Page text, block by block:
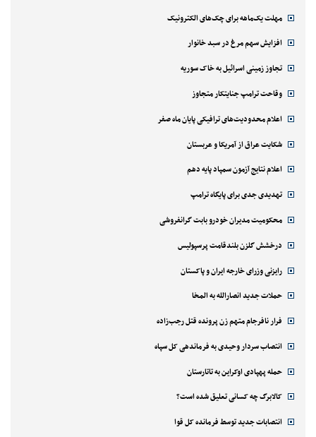
مهلت یک‌ماهه برای چک‌های الکترونیک
افزایش سهم مرغ در سبد خانوار
تجاوز زمینی اسرائیل به خاک سوریه
وقاحت ترامپ جنایتکار متجاوز
اعلام محدودیت‌های ترافیکی پایان ماه صفر
شکایت عراق از آمریکا و عربستان
اعلام نتایج آزمون سمپاد پایه دهم
تهدیدی جدی برای پایگاه ترامپ
محکومیت مدیران خودرو بابت گرانفروشی
درخشش گلزن بلندقامت پرسپولیس
رایزنی وزرای خارجه ایران و پاکستان
حملات جدید انصارالله به المخا
فرار نافرجام متهم زن پرونده قتل رجب‌زاده
انتصاب سردار وحیدی به فرماندهی کل سپاه
حمله پهپادی اوکراین به تاتارستان
کالابرگ چه کسانی تعلیق شده است؟
انتصابات جدید توسط فرمانده کل قوا